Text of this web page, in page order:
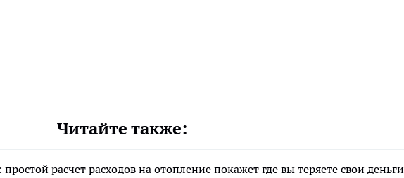
Читайте также:
расчет расходов на отопление покажет где вы теряете свои деньги